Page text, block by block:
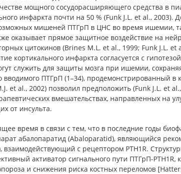
мощного сосудорасширяющего средства в
инфаркта почти на 50 % (Funk J.L. et al., 2003).
мишеней ПТГрП в ЦНС во время ишемии,
оказывает прямое защитное воздействие на
цитокинов (Brines M.L. et al., 1999; Funk J.L. et
кортикального инфаркта согласуется с
служить для защиты мозга при ишемии,
вводимого ПТГрП (1–34), продемонстрированный в
et al., 2002) позволил предположить (Funk J.L. et
вмешательствах, направленных на
от инсульта.
время в связи с тем, что в последние годы
абалопаратид (Abaloparatid), являющийся
с рецептором PTH1R.
активатор сигнального пути ПТГрП-PTH1R,
и снижения риска костных переломов